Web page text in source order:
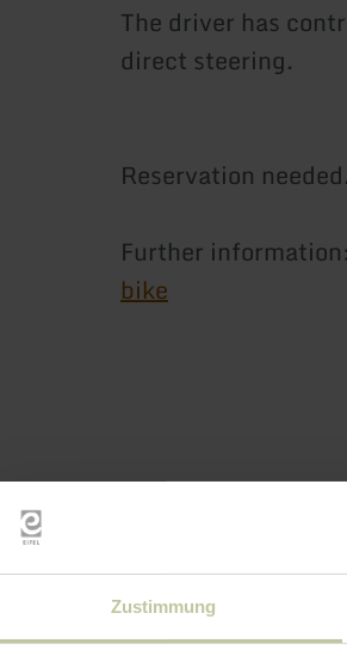
Zustimmung
The driver has
direct steering.
Reservation needed.
Further information:
bike